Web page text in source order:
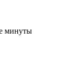
минуты